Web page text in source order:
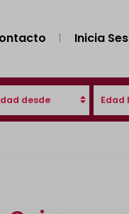
Inicia
desde Edad